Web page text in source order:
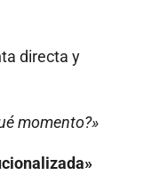
directa y
momento?»